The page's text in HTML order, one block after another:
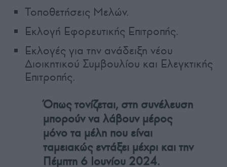
Τοποθετήσεις Μελών.
Εκλογή Eφορευτικής Eπιτροπής.
Εκλογές για την ανάδειξη νέου
Διοικητικού Συμβουλίου και Ελεγκτικής
Επιτροπής.
Όπως τονίζεται, στη συνέλευση
μπορούν να λάβουν μέρος
μόνο τα μέλη που είναι
ταμειακώς εντάξει μέχρι και την
Πέμπτη 6 Ιουνίου 2024.